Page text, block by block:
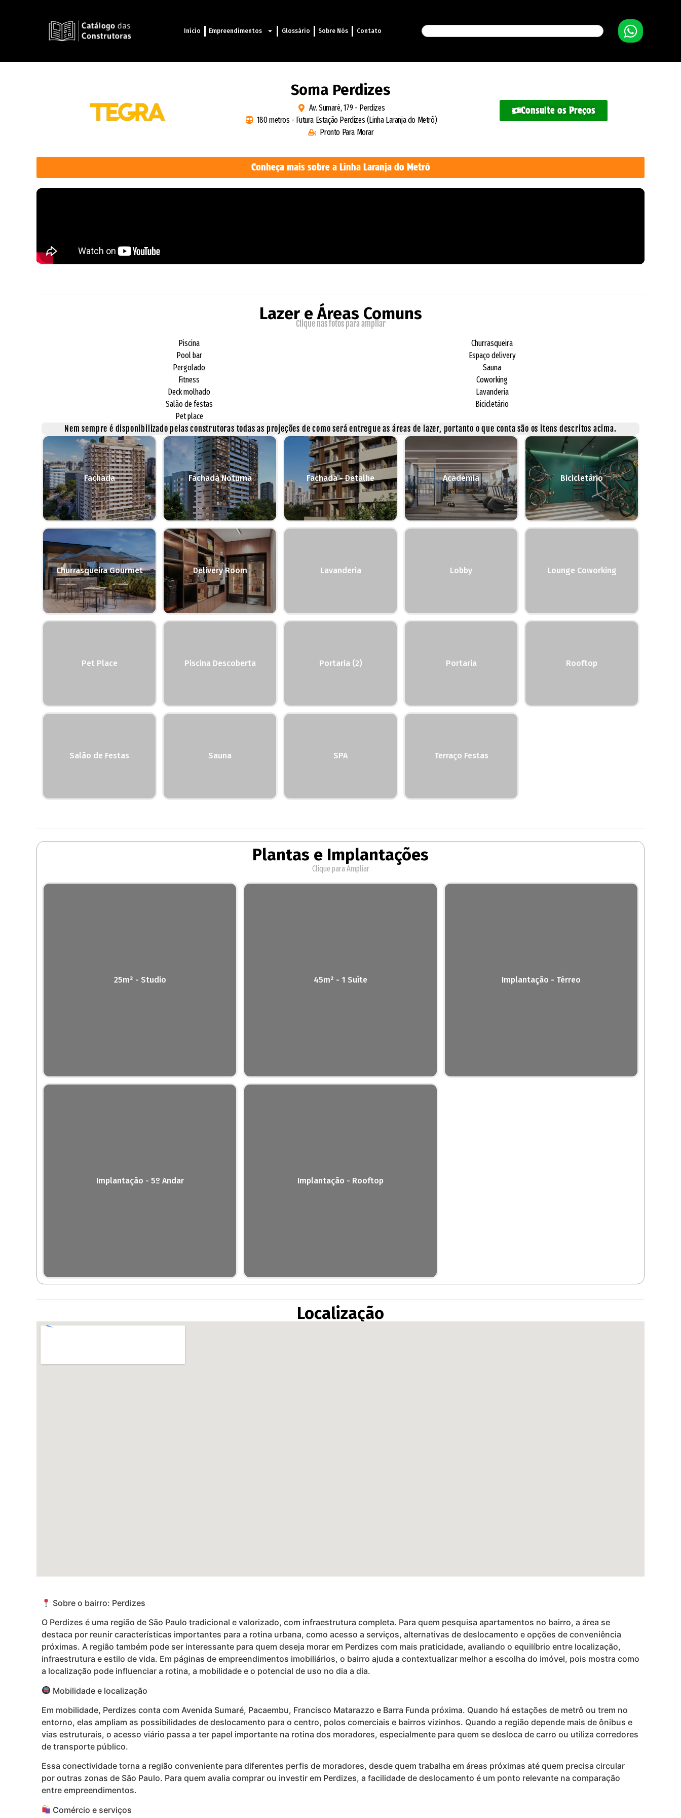
Início Empreendimentos Glossário Sobre Nós Contato
Soma Perdizes
Av. Sumaré, 179 - Perdizes
180 metros - Futura Estação Perdizes (Linha Laranja do Metrô)
Pronto Para Morar
Consulte os Preços
Conheça mais sobre a Linha Laranja do Metrô
Lazer e Áreas Comuns
Clique nas fotos para ampliar
Piscina
Pool bar
Pergolado
Fitness
Deck molhado
Salão de festas
Pet place
Churrasqueira
Espaço delivery
Sauna
Coworking
Lavanderia
Bicicletário
Nem sempre é disponibilizado pelas construtoras todas as projeções de como será entregue as áreas de lazer, portanto o que conta são os itens descritos acima.
Fachada Fachada Noturna Fachada - Detalhe Academia Bicicletário
Churrasqueira Gourmet Delivery Room Lavanderia Lobby Lounge Coworking
Pet Place Piscina Descoberta Portaria (2) Portaria Rooftop
Salão de Festas Sauna SPA Terraço Festas
Plantas e Implantações
Clique para Ampliar
25m² - Studio 45m² - 1 Suíte Implantação - Térreo
Implantação - 5º Andar Implantação - Rooftop
Localização
Sobre o bairro: Perdizes
O Perdizes é uma região de São Paulo tradicional e valorizado, com infraestrutura completa. Para quem pesquisa apartamentos no bairro, a área se
destaca por reunir características importantes para a rotina urbana, como acesso a serviços, alternativas de deslocamento e opções de conveniência
próximas. A região também pode ser interessante para quem deseja morar em Perdizes com mais praticidade, avaliando o equilíbrio entre localização,
infraestrutura e estilo de vida. Em páginas de empreendimentos imobiliários, o bairro ajuda a contextualizar melhor a escolha do imóvel, pois mostra como
a localização pode influenciar a rotina, a mobilidade e o potencial de uso no dia a dia.
Mobilidade e localização
Em mobilidade, Perdizes conta com Avenida Sumaré, Pacaembu, Francisco Matarazzo e Barra Funda próxima. Quando há estações de metrô ou trem no
entorno, elas ampliam as possibilidades de deslocamento para o centro, polos comerciais e bairros vizinhos. Quando a região depende mais de ônibus e
vias estruturais, o acesso viário passa a ter papel importante na rotina dos moradores, especialmente para quem se desloca de carro ou utiliza corredores
de transporte público.
Essa conectividade torna a região conveniente para diferentes perfis de moradores, desde quem trabalha em áreas próximas até quem precisa circular
por outras zonas de São Paulo. Para quem avalia comprar ou investir em Perdizes, a facilidade de deslocamento é um ponto relevante na comparação
entre empreendimentos.
Comércio e serviços